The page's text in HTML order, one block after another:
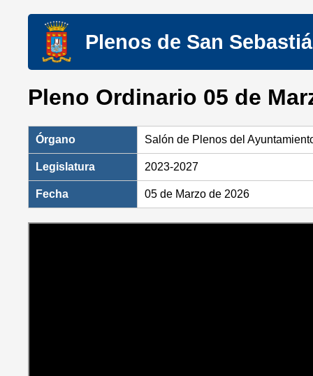
Plenos de San
Pleno Ordinario 05 de
Órgano Salón de Plenos del
Legislatura 2023-2027
Fecha 05 de Marzo de 2026